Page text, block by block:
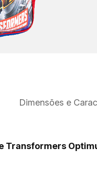
Dimensões e
Transformers